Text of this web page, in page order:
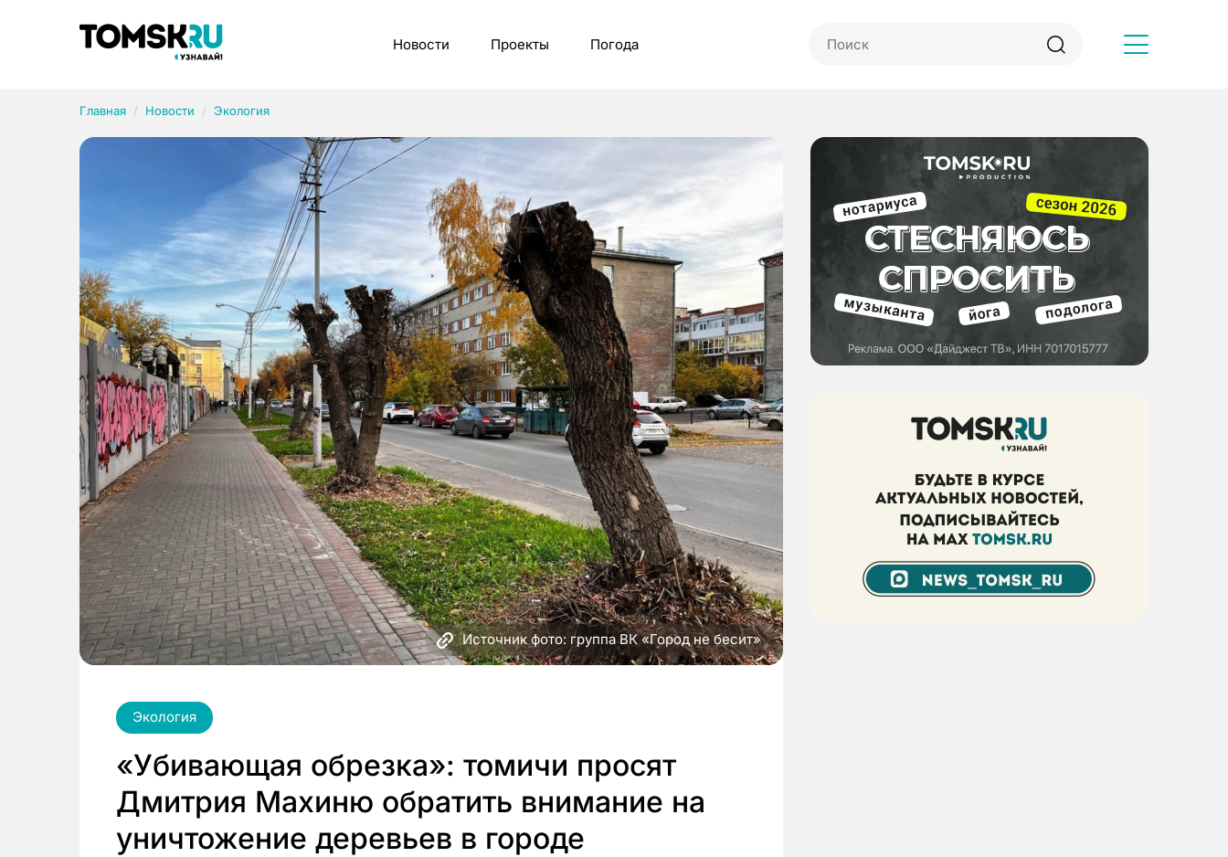
Новости Проекты Погода
Главная Новости Экология
Источник фото: группа ВК «Город не бесит»
Экология
«Убивающая обрезка»: томичи просят
Дмитрия Махиню обратить внимание на
уничтожение деревьев в городе
Рубрики